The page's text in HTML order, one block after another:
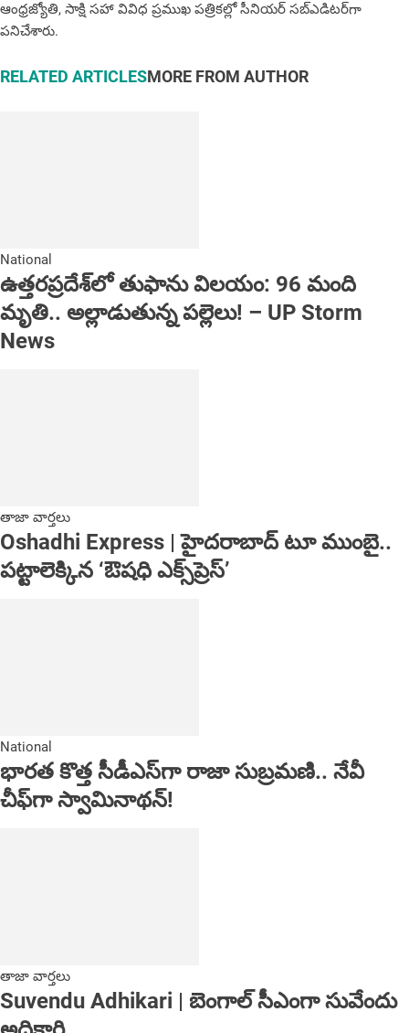
ఆంధ్ర‌జ్యోతి, సాక్షి స‌హా వివిధ ప్ర‌ముఖ‌ ప‌త్రిక‌ల్లో సీనియ‌ర్‌ స‌బ్ఎడిట‌ర్‌గా
ప‌నిచేశారు.
RELATED ARTICLESMORE FROM AUTHOR
National
ఉత్తరప్రదేశ్‌లో తుఫాను విలయం: 96 మంది
మృతి.. అల్లాడుతున్న పల్లెలు! – UP Storm
News
తాజా వార్తలు
Oshadhi Express | హైదరాబాద్ టూ ముంబై..
పట్టాలెక్కిన ‘ఔషధి ఎక్స్‌ప్రెస్’
National
భారత కొత్త సీడీఎస్‌గా రాజా సుబ్రమణి.. నేవీ
చీఫ్‌గా స్వామినాథన్!
తాజా వార్తలు
Suvendu Adhikari | బెంగాల్ సీఎంగా సువేందు